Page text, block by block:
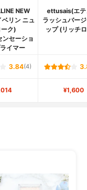
NEW
ベリン ニュ
ク)
ンセーショ
イマー
ettusais(エテ
ラッシュバー
ップ (リッチ
3.84(4)
¥1,600